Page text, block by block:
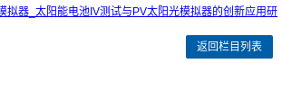
拟器_太阳能电池IV测试与PV太阳光模拟器的创新应用研
返回栏目列表